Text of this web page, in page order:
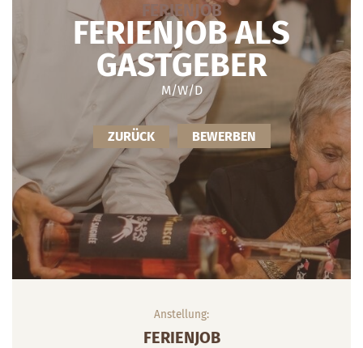
FERIENJOB
FERIENJOB ALS
GASTGEBER
M/W/D
ZURÜCK BEWERBEN
Anstellung:
FERIENJOB